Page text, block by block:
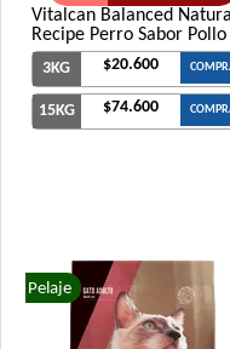
Vitalcan Balanced Natural
Recipe Perro Sabor Pollo
3KG $20.600
15KG $74.600
Pelaje